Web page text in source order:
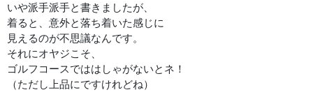
いや派手派手と書きましたが、
着ると、意外と落ち着いた感じに
見えるのが不思議なんです。
それにオヤジこそ、
ゴルフコースでははしゃがないとネ！
（ただし上品にですけれどね）